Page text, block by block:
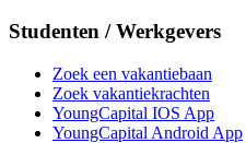
Studenten / Werkgevers
Zoek een vakantiebaan
Zoek vakantiekrachten
YoungCapital IOS App
YoungCapital Android App